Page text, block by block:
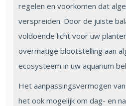
regelen en voorkomen dat
verspreiden. Door de juiste
voldoende licht voor uw
overmatige blootstelling aan
ecosysteem in uw aquarium
Het aanpassingsvermogen
het ook mogelijk om dag- en